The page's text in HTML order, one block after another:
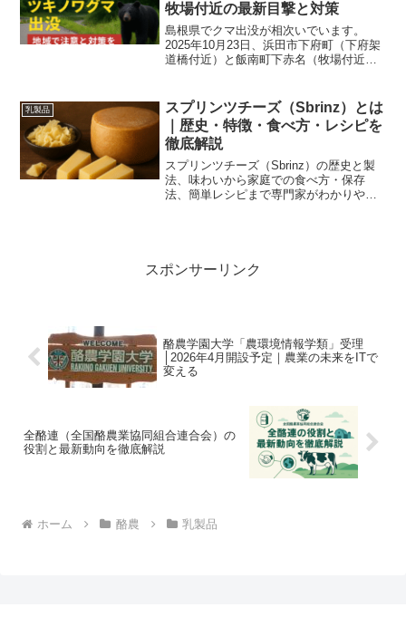
牧場付近の最新目撃と対策
島根県でクマ出没が相次いでいます。
2025年10月23日、浜田市下府町（下府架
道橋付近）と飯南町下赤名（牧場付近）
すく解説。
乳製品
スプリンツチーズ（Sbrinz）とは
｜歴史・特徴・食べ方・レシピを
徹底解説
スプリンツチーズ（Sbrinz）の歴史と製
法、味わいから家庭での食べ方・保存
法、簡単レシピまで専門家がわかりやす
スポンサーリンク
酪農学園大学「農環境情報学類」受理
│2026年4月開設予定｜農業の未来をITで
変える
全酪連（全国酪農業協同組合連合会）の
役割と最新動向を徹底解説
ホーム 酪農 乳製品